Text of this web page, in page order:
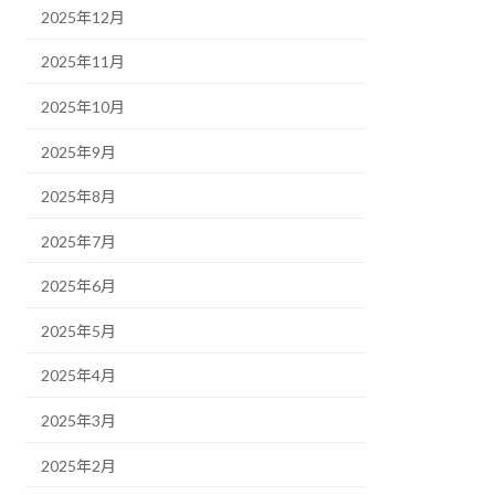
2025年12月
2025年11月
2025年10月
2025年9月
2025年8月
2025年7月
2025年6月
2025年5月
2025年4月
2025年3月
2025年2月